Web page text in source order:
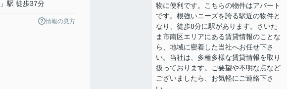
」駅 徒歩37分
情報の見方
物に便利です。こちらの物件はアパート
です。根強いニーズを誇る駅近の物件と
なり、徒歩8分に駅があります。さいた
ま市南区エリアにある賃貸情報のことな
ら、地域に密着した当社へお任せ下さ
い。当社は、多種多様な賃貸情報を取り
扱っております。ご要望や不明な点など
ございましたら、お気軽にご連絡下さ